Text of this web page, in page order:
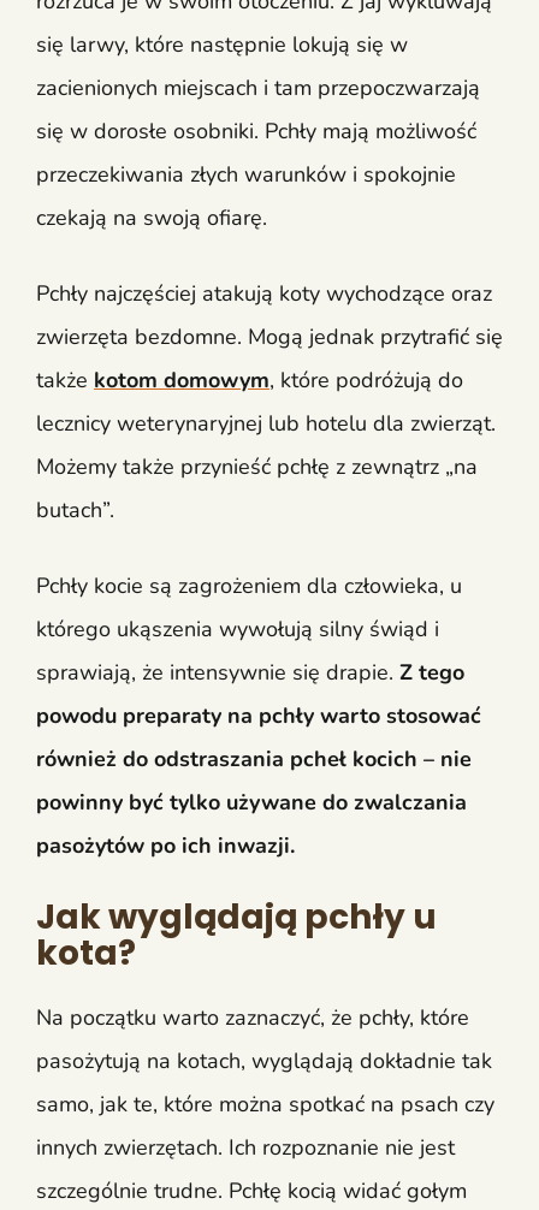
się larwy, które następnie lokują się w
zacienionych miejscach i tam przepoczwarzają
się w dorosłe osobniki. Pchły mają możliwość
przeczekiwania złych warunków i spokojnie
czekają na swoją ofiarę.
Pchły najczęściej atakują koty wychodzące oraz
zwierzęta bezdomne. Mogą jednak przytrafić się
także kotom domowym, które podróżują do
lecznicy weterynaryjnej lub hotelu dla zwierząt.
Możemy także przynieść pchłę z zewnątrz „na
butach”.
Pchły kocie są zagrożeniem dla człowieka, u
którego ukąszenia wywołują silny świąd i
sprawiają, że intensywnie się drapie. Z tego
powodu preparaty na pchły warto stosować
również do odstraszania pcheł kocich – nie
powinny być tylko używane do zwalczania
pasożytów po ich inwazji.
Jak wyglądają pchły u
kota?
Na początku warto zaznaczyć, że pchły, które
pasożytują na kotach, wyglądają dokładnie tak
samo, jak te, które można spotkać na psach czy
innych zwierzętach. Ich rozpoznanie nie jest
szczególnie trudne. Pchłę kocią widać gołym